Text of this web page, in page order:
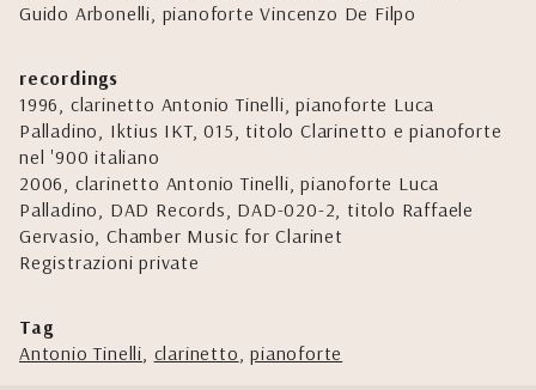
Guido Arbonelli, pianoforte Vincenzo De Filpo
recordings
1996, clarinetto Antonio Tinelli, pianoforte Luca
Palladino, Iktius IKT, 015, titolo Clarinetto e pianoforte
nel '900 italiano
2006, clarinetto Antonio Tinelli, pianoforte Luca
Palladino, DAD Records, DAD-020-2, titolo Raffaele
Gervasio, Chamber Music for Clarinet
Registrazioni private
Tag
Antonio Tinelli, clarinetto,pianoforte